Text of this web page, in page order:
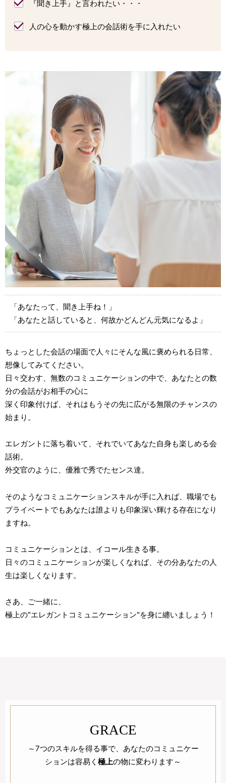
『聞き上手』と言われたい・・・
人の心を動かす極上の会話術を手に入れたい
「あなたって、聞き上手ね！」
「あなたと話していると、何故かどんどん元気になるよ」
ちょっとした会話の場面で人々にそんな風に褒められる日常、
想像してみてください。
日々交わす、無数のコミュニケーションの中で、あなたとの数
分の会話がお相手の心に
深く印象付けば、それはもうその先に広がる無限のチャンスの
始まり。
エレガントに落ち着いて、それでいてあなた自身も楽しめる会
話術。
外交官のように、優雅で秀でたセンス達。
そのようなコミュニケーションスキルが手に入れば、職場でも
プライベートでもあなたは誰よりも印象深い輝ける存在になり
ますね。
コミュニケーションとは、イコール生きる事。
日々のコミュニケーションが楽しくなれば、その分あなたの人
生は楽しくなります。
さあ、ご一緒に、
極上の"エレガントコミュニケーション"を身に纏いましょう！
GRACE
～7つのスキルを得る事で、あなたのコミュニケー
ションは容易く 極上の物に変わります～